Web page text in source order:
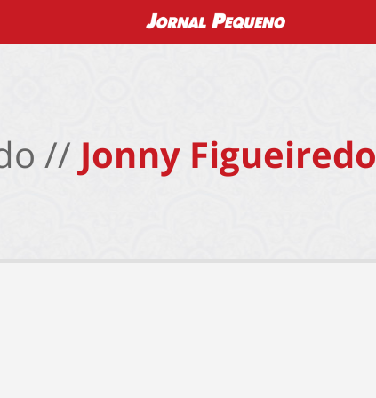
// Jonny Figueiredo